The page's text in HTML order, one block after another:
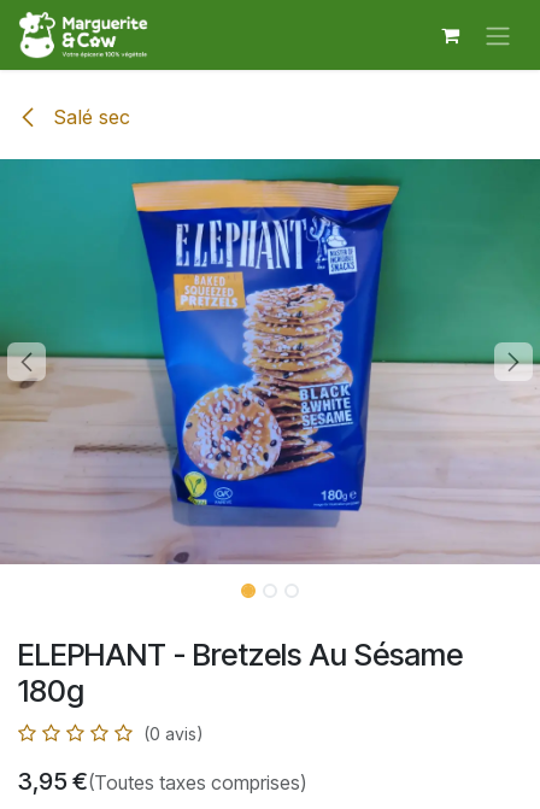
Se rendre au contenu
Salé sec
ELEPHANT - Bretzels Au Sésame
180g
(0 avis)
3,95 €(Toutes taxes comprises)